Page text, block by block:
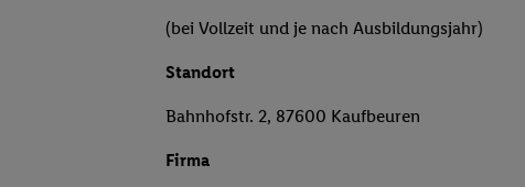
(bei Vollzeit und je nach Ausbildungsjahr)
Standort
Bahnhofstr. 2, 87600 Kaufbeuren
Firma